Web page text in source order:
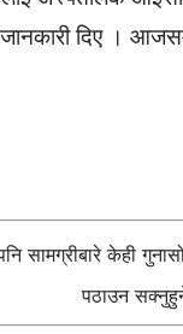
जानकारी दिए ।
सामग्रीबारे केही
पठाउन